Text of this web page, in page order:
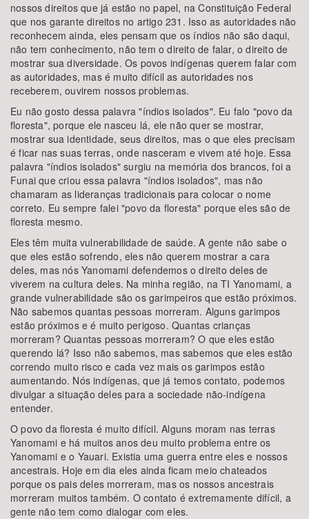
nossos direitos que já estão no papel, na Constituição Federal
que nos garante direitos no artigo 231. Isso as autoridades não
reconhecem ainda, eles pensam que os índios não são daqui,
não tem conhecimento, não tem o direito de falar, o direito de
mostrar sua diversidade. Os povos indígenas querem falar com
as autoridades, mas é muito difícil as autoridades nos
receberem, ouvirem nossos problemas.
Eu não gosto dessa palavra "índios isolados". Eu falo "povo da
floresta", porque ele nasceu lá, ele não quer se mostrar,
mostrar sua identidade, seus direitos, mas o que eles precisam
é ficar nas suas terras, onde nasceram e vivem até hoje. Essa
palavra "índios isolados" surgiu na memória dos brancos, foi a
Funai que criou essa palavra "índios isolados", mas não
chamaram as lideranças tradicionais para colocar o nome
correto. Eu sempre falei "povo da floresta" porque eles são de
floresta mesmo.
Eles têm muita vulnerabilidade de saúde. A gente não sabe o
que eles estão sofrendo, eles não querem mostrar a cara
deles, mas nós Yanomami defendemos o direito deles de
viverem na cultura deles. Na minha região, na TI Yanomami, a
grande vulnerabilidade são os garimpeiros que estão próximos.
Não sabemos quantas pessoas morreram. Alguns garimpos
estão próximos e é muito perigoso. Quantas crianças
morreram? Quantas pessoas morreram? O que eles estão
querendo lá? Isso não sabemos, mas sabemos que eles estão
correndo muito risco e cada vez mais os garimpos estão
aumentando. Nós indígenas, que já temos contato, podemos
divulgar a situação deles para a sociedade não-indígena
entender.
O povo da floresta é muito difícil. Alguns moram nas terras
Yanomami e há muitos anos deu muito problema entre os
Yanomami e o Yauari. Existia uma guerra entre eles e nossos
ancestrais. Hoje em dia eles ainda ficam meio chateados
porque os pais deles morreram, mas os nossos ancestrais
morreram muitos também. O contato é extremamente difícil, a
gente não tem como dialogar com eles.